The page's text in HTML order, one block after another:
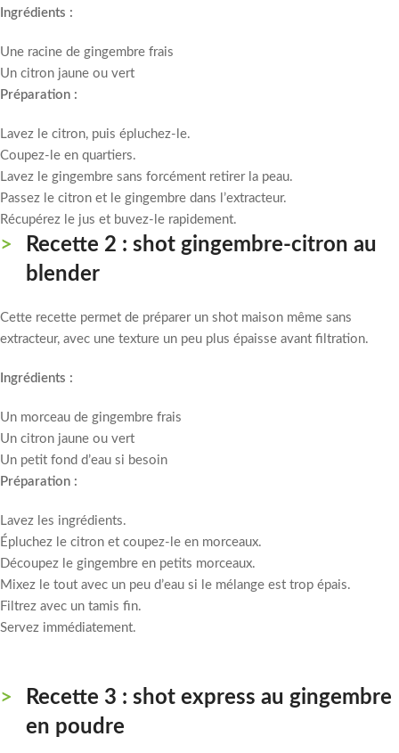
Ingrédients :
Une racine de gingembre frais
Un citron jaune ou vert
Préparation :
Lavez le citron, puis épluchez-le.
Coupez-le en quartiers.
Lavez le gingembre sans forcément retirer la peau.
Passez le citron et le gingembre dans l’extracteur.
Récupérez le jus et buvez-le rapidement.
Recette 2 : shot gingembre-citron au
blender
Cette recette permet de préparer un shot maison même sans
extracteur, avec une texture un peu plus épaisse avant filtration.
Ingrédients :
Un morceau de gingembre frais
Un citron jaune ou vert
Un petit fond d’eau si besoin
Préparation :
Lavez les ingrédients.
Épluchez le citron et coupez-le en morceaux.
Découpez le gingembre en petits morceaux.
Mixez le tout avec un peu d’eau si le mélange est trop épais.
Filtrez avec un tamis fin.
Servez immédiatement.
Recette 3 : shot express au gingembre
en poudre